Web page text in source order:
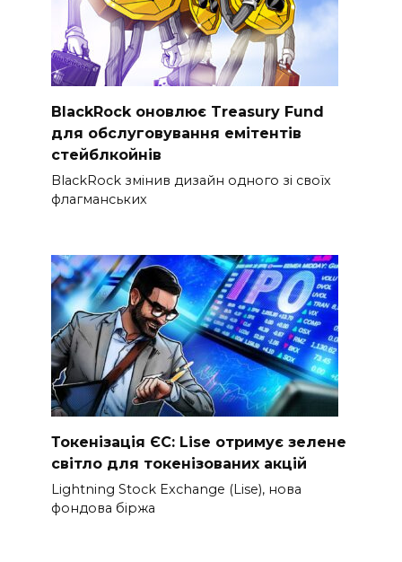
BlackRock оновлює Treasury Fund
для обслуговування емітентів
стейблкойнів
BlackRock змінив дизайн одного зі своїх
флагманських
Токенізація ЄС: Lise отримує зелене
світло для токенізованих акцій
Lightning Stock Exchange (Lise), нова
фондова біржа